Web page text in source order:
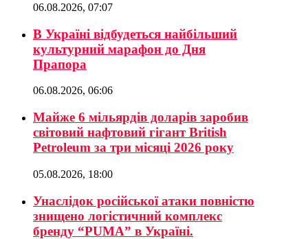
06.08.2026, 07:07
В Україні відбудеться найбільший
культурний марафон до Дня
Прапора
06.08.2026, 06:06
Майже 6 мільярдів доларів заробив
світовий нафтовий гігант British
Petroleum за три місяці 2026 року
05.08.2026, 18:00
Унаслідок російської атаки повністю
знищено логістичний комплекс
бренду “PUMA” в Україні.